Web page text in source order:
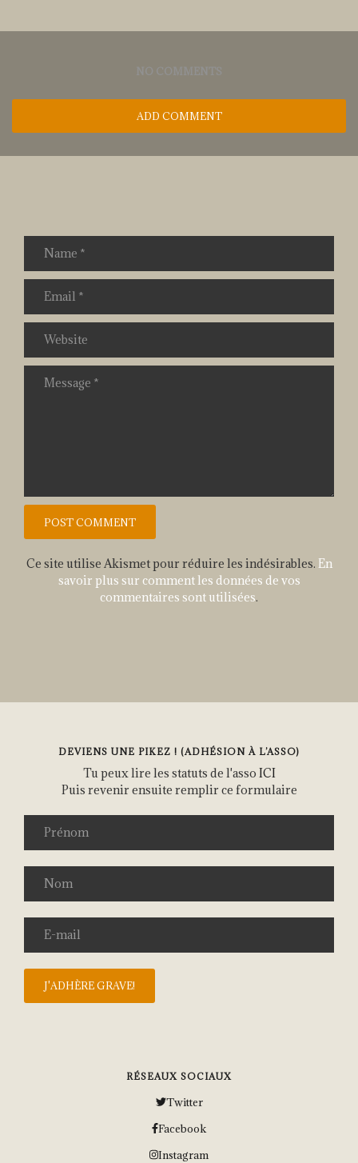
NO COMMENTS
ADD COMMENT
Ce site utilise Akismet pour réduire les indésirables. En
savoir plus sur comment les données de vos
commentaires sont utilisées.
DEVIENS UNE PIKEZ ! (ADHÉSION À L’ASSO)
Tu peux lire les statuts de l'asso ICI
Puis revenir ensuite remplir ce formulaire
RÉSEAUX SOCIAUX
Twitter
Facebook
Instagram